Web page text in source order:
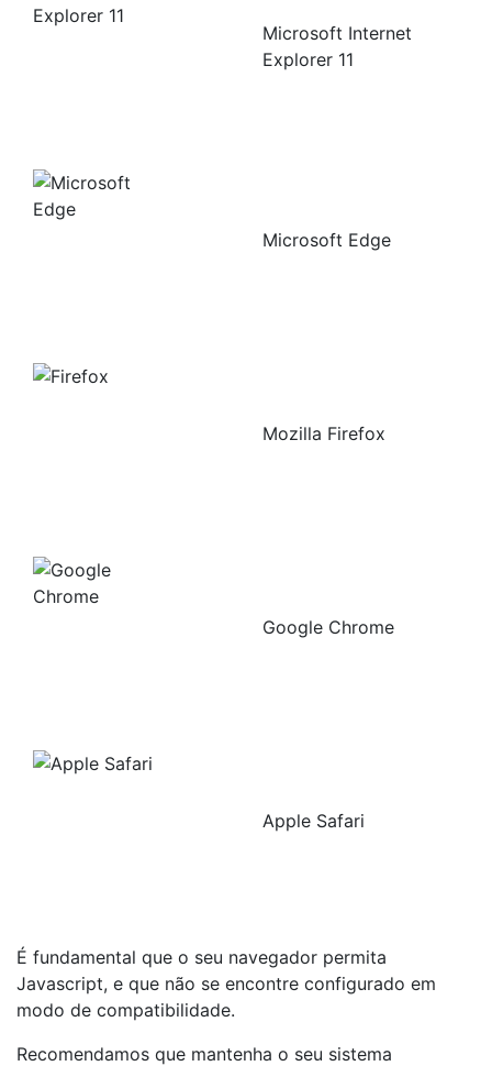
Microsoft Internet
Explorer 11
Microsoft Edge
Mozilla Firefox
Google Chrome
Apple Safari
É fundamental que o seu navegador permita
Javascript, e que não se encontre configurado em
modo de compatibilidade.
Recomendamos que mantenha o seu sistema